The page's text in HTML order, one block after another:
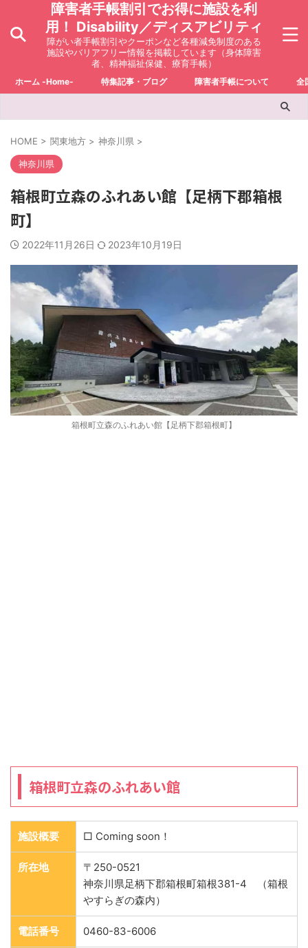
障害者手帳割引でお得に施設を利
用！ Disability／ディスアビリティ
障がい者手帳割引やクーポンなど各種減免制度のある
施設やバリアフリー情報を掲載しています（身体障害
者、精神福祉保健、療育手帳）
ホーム -Home- 特集記事・ブログ 障害者手帳について 全
HOME > 関東地方 > 神奈川県 >
神奈川県
箱根町立森のふれあい館【足柄下郡箱根
町】
2022年11月26日 2023年10月19日
箱根町立森のふれあい館【足柄下郡箱根町】
箱根町立森のふれあい館
施設概要 □ Coming soon！
所在地
〒250-0521
神奈川県足柄下郡箱根町箱根381-4 （箱根
やすらぎの森内）
電話番号 0460-83-6006